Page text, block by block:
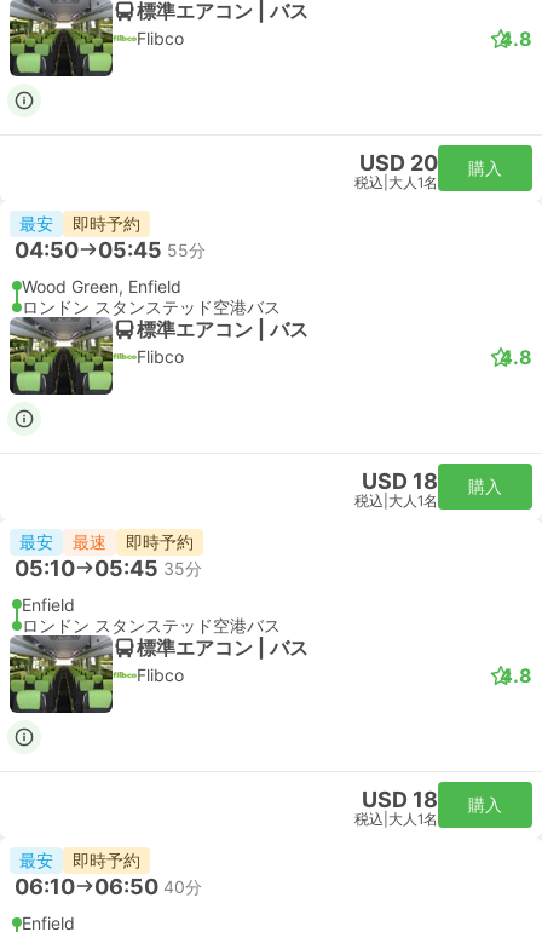
スタンダード | 列車
Stansted Express
USD 32
税込 大人1名
購入
最速 即時予約
09:51 10:37 46分
リバプールストリート駅, ロンドン
London Stansted Airport
スタンダード | 列車
Stansted Express
USD 32
税込 大人1名
購入
最速 即時予約
10:21 11:07 46分
リバプールストリート駅, ロンドン
London Stansted Airport
スタンダード | 列車
Stansted Express
USD 32
税込 大人1名
購入
最速 即時予約
10:51 11:37 46分
リバプールストリート駅, ロンドン